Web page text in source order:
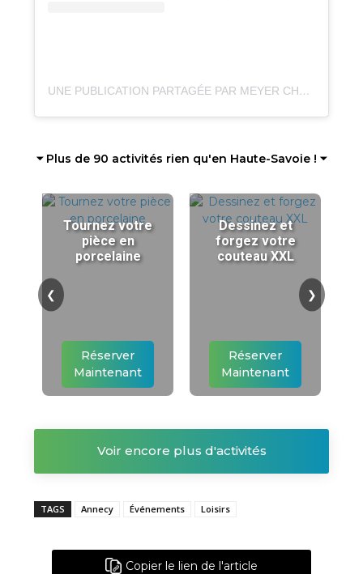
UNE PUBLICATION PARTAGÉE PAR MEYER CHOCOLATIER (@MEYERCHOCOLATIER)
⏷ Plus de 90 activités rien qu'en Haute-Savoie ! ⏷
Tournez votre
pièce en
porcelaine
Réserver
Maintenant
Dessinez et
forgez votre
couteau XXL
Réserver
Maintenant
❮ ❯
Voir encore plus d'activités
TAGS Annecy Événements Loisirs
Copier le lien de l'article